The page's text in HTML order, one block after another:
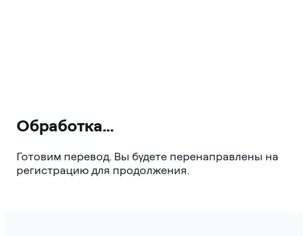
Обработка…
Готовим перевод. Вы будете перенаправлены на
регистрацию для продолжения.